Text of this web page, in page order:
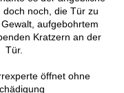
doch noch, die Tür zu
aufgebohrtem
Kratzern an der
Tür.
öffnet ohne